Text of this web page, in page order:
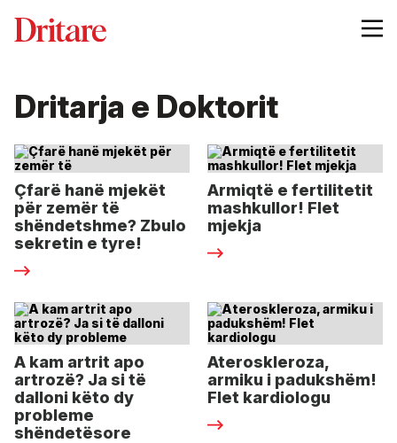
Dritarja e Doktorit
Çfarë hanë mjekët
për zemër të
shëndetshme? Zbulo
sekretin e tyre!
Armiqtë e fertilitetit
mashkullor! Flet
mjekja
A kam artrit apo
artrozë? Ja si të
dalloni këto dy
probleme
shëndetësore
Ateroskleroza,
armiku i padukshëm!
Flet kardiologu